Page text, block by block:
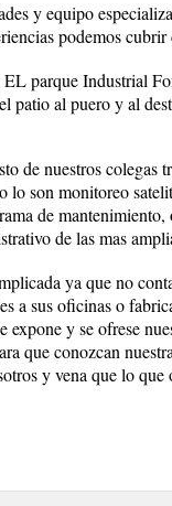
y equipo
podemos
parque Industrial
patio al puero y al
de nuestros colegas
lo son monitoreo
de
de las mas
ya que no
a sus oficinas o
y se ofrese
que conozcan
y vena que lo que